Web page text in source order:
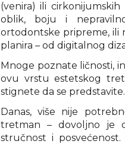
(venira) ili
oblik, boju i
ortodontske pripreme, ili
planira – od digitalnog
Mnoge poznate ličnosti,
ovu vrstu estetskog
stignete da se predstavite.
Danas, više nije
tretman – dovoljno je
stručnost i